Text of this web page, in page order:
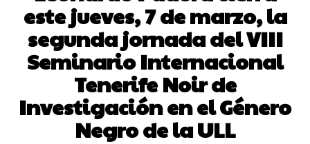
este jueves, 7 de marzo, la
segunda jornada del VIII
Seminario Internacional
Tenerife Noir de
Investigación en el Género
Negro de la ULL